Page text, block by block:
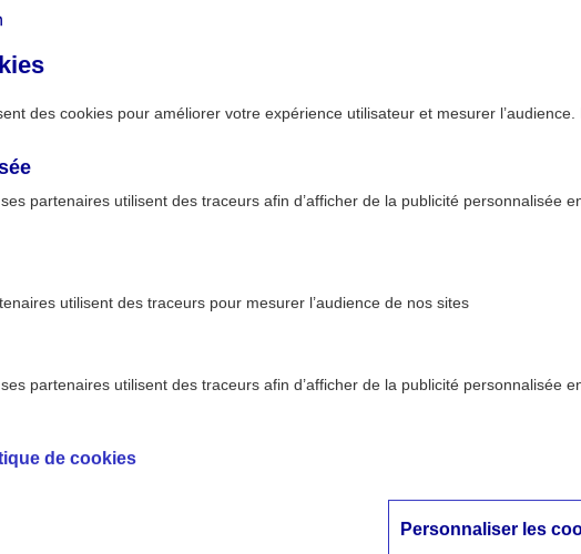
baromètre santé : les
sont pas les plus en
des cookies pour améliorer votre expérience utilisateur et mesurer
partenaires utilisent des traceurs afin d’afficher de la publicité personnalisée
utilisent des traceurs pour mesurer l’audience de nos sites
partenaires utilisent des traceurs afin d’afficher de la publicité personnalisée
de cookies
Personnaliser les